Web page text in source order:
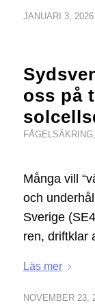
JANUARI 3, 2026
oss på
FÅGELSÄKRING
Många vill
och
Sverige
ren, driftklar
Läs mer
NOVEMBER 23,